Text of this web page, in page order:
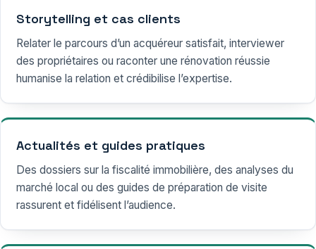
Storytelling et cas clients
Relater le parcours d’un acquéreur satisfait, interviewer
des propriétaires ou raconter une rénovation réussie
humanise la relation et crédibilise l’expertise.
Actualités et guides pratiques
Des dossiers sur la fiscalité immobilière, des analyses du
marché local ou des guides de préparation de visite
rassurent et fidélisent l’audience.